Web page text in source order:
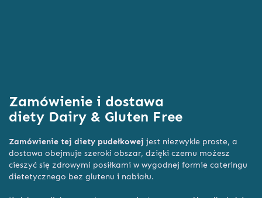
Zamówienie i dostawa
diety Dairy & Gluten Free
Zamówienie tej diety pudełkowej jest niezwykle proste, a
dostawa obejmuje szeroki obszar, dzięki czemu możesz
cieszyć się zdrowymi posiłkami w wygodnej formie cateringu
dietetycznego bez glutenu i nabiału.